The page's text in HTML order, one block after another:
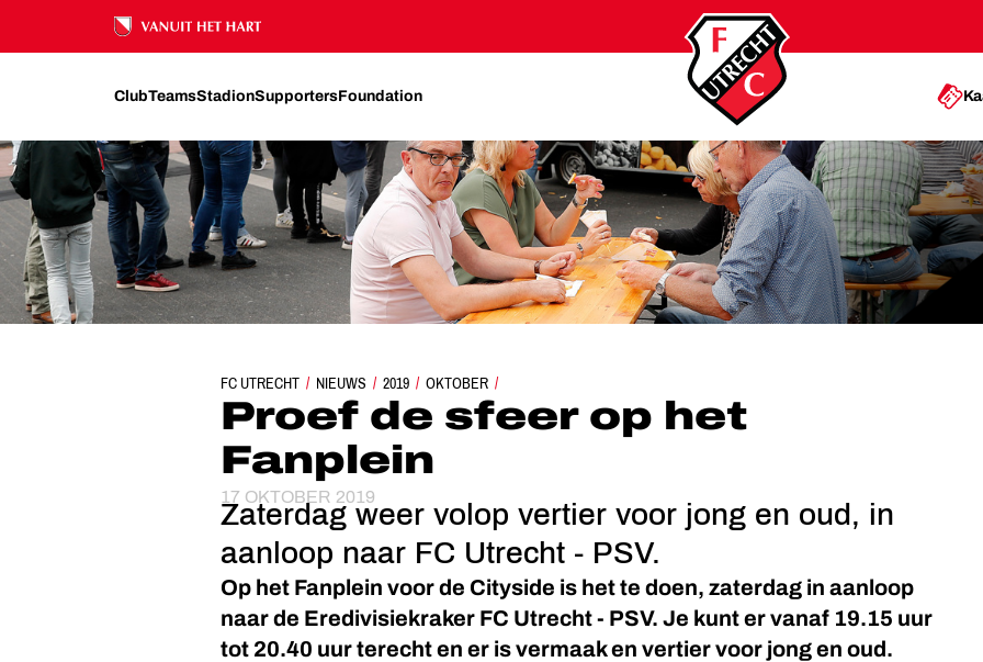
Ons nalatenschap
ClubTeamsStadionSupportersFoundation
FC UTRECHT NIEUWS 2019 OKTOBER
PROEF DE SFEER OP HET FANPLEIN
Proef de sfeer op het
Fanplein
17 OKTOBER 2019
Zaterdag weer volop vertier voor jong en oud, in
aanloop naar FC Utrecht - PSV.
Op het Fanplein voor de Cityside is het te doen, zaterdag in aanloop
naar de Eredivisiekraker FC Utrecht - PSV. Je kunt er vanaf 19.15 uur
tot 20.40 uur terecht en er is vermaak en vertier voor jong en oud.